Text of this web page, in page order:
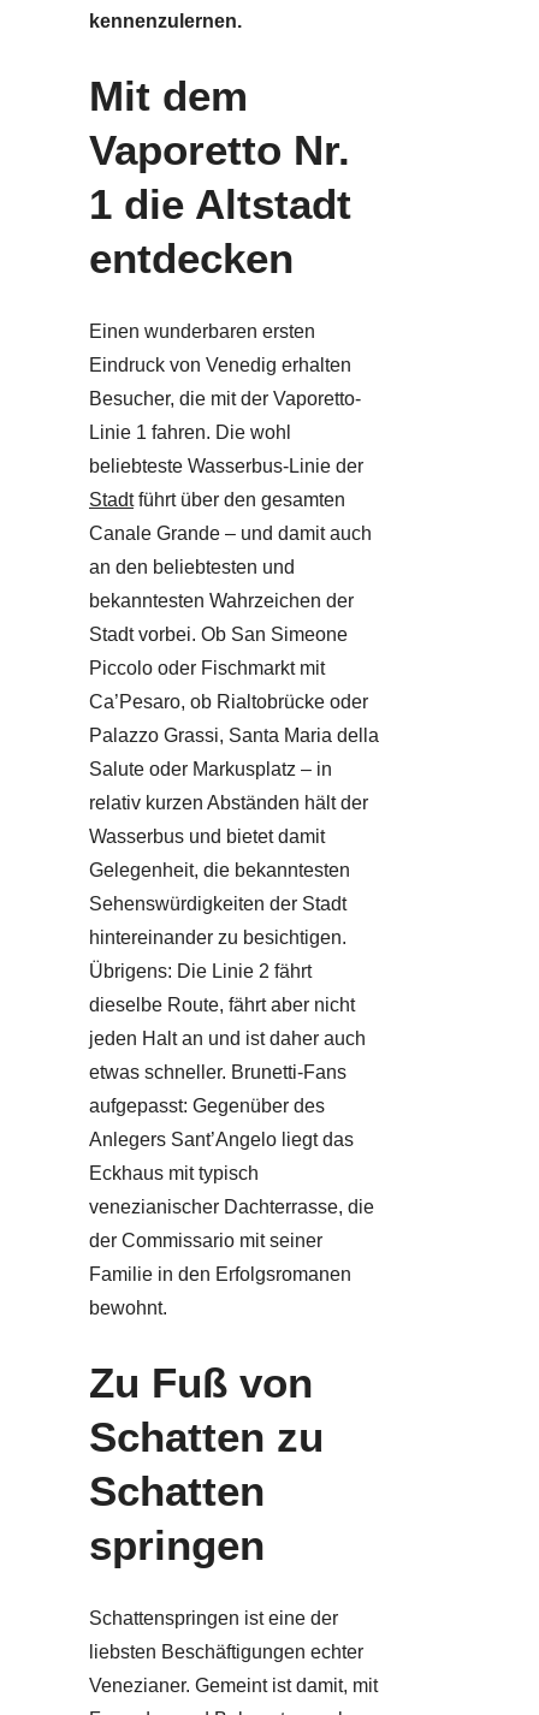
kennenzulernen.
Mit dem
Vaporetto Nr.
1 die Altstadt
entdecken
Einen wunderbaren ersten
Eindruck von Venedig erhalten
Besucher, die mit der Vaporetto-
Linie 1 fahren. Die wohl
beliebteste Wasserbus-Linie der
Stadtführt über den gesamten
Canale Grande – und damit auch
an den beliebtesten und
bekanntesten Wahrzeichen der
Stadt vorbei. Ob San Simeone
Piccolo oder Fischmarkt mit
Ca’Pesaro, ob Rialtobrücke oder
Palazzo Grassi, Santa Maria della
Salute oder Markusplatz – in
relativ kurzen Abständen hält der
Wasserbus und bietet damit
Gelegenheit, die bekanntesten
Sehenswürdigkeiten der Stadt
hintereinander zu besichtigen.
Übrigens: Die Linie 2 fährt
dieselbe Route, fährt aber nicht
jeden Halt an und ist daher auch
etwas schneller. Brunetti-Fans
aufgepasst: Gegenüber des
Anlegers Sant’Angelo liegt das
Eckhaus mit typisch
venezianischer Dachterrasse, die
der Commissario mit seiner
Familie in den Erfolgsromanen
bewohnt.
Zu Fuß von
Schatten zu
Schatten
springen
Schattenspringen ist eine der
liebsten Beschäftigungen echter
Venezianer. Gemeint ist damit, mit